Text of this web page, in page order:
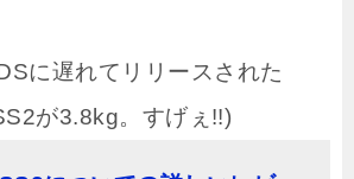
に遅れてリリースされた
が3.8kg。すげぇ!!)